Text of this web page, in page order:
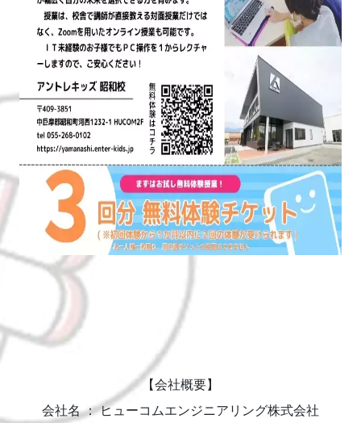
【会社概要】
会社名 ： ヒューコムエンジニアリング株式会社